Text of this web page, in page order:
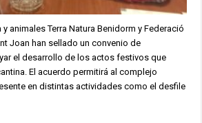
animales Terra Natura Benidorm y Federació
Joan han sellado un convenio de
el desarrollo de los actos festivos que
El acuerdo permitirá al complejo
en distintas actividades como el desfile